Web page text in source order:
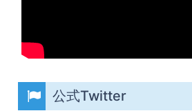
公式Twitter